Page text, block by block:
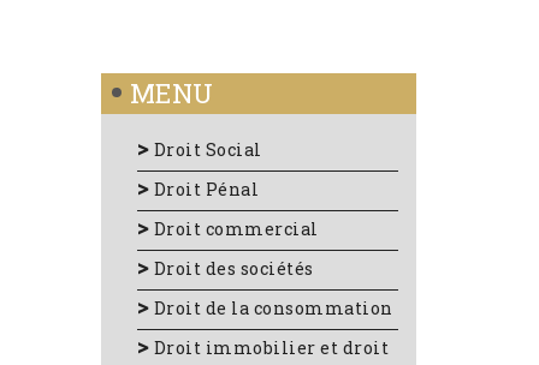
MENU
Droit Social
Droit Pénal
Droit commercial
Droit des sociétés
Droit de la consommation
Droit immobilier et droit